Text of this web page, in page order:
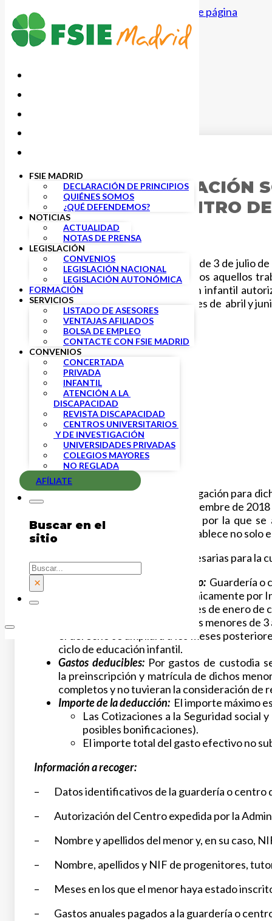
Saltar al contenido principal Saltar al pie de página
FSIE MADRID
DECLARACIÓN DE PRINCIPIOS
QUIÉNES SOMOS
¿QUÉ DEFENDEMOS?
NOTICIAS
ACTUALIDAD
NOTAS DE PRENSA
LEGISLACIÓN
CONVENIOS
LEGISLACIÓN NACIONAL
LEGISLACIÓN AUTONÓMICA
FORMACIÓN
SERVICIOS
LISTADO DE ASESORES
VENTAJAS AFILIADOS
BOLSA DE EMPLEO
CONTACTE CON FSIE MADRID
CONVENIOS
CONCERTADA
PRIVADA
INFANTIL
ATENCIÓN A LA
DISCAPACIDAD
REVISTA DISCAPACIDAD
CENTROS UNIVERSITARIOS
Y DE INVESTIGACIÓN
UNIVERSIDADES PRIVADAS
COLEGIOS MAYORES
NO REGLADA
AFÍLIATE
Buscar en el
sitio
Buscar
×
TODA LA INFORMACIÓN
GUARDERÍA O CENTRO
Con la publicación de la ley 6/2018 de 3 de julio
existente por maternidad para todos aquellos
guarderías o centros de educación infantil
declaración de 2018, entre los meses de abril y
Esta medida implica una nueva obligación para
por las familias. El pasado 27 de diciembre de
Administración Tributaria -AEAT-) por la que
autorizados» , orden en la que se establece no
Las principales características necesarias para
Obligados a presentar el modelo: Guardería o
Electrónicamente por
En el mes de enero
Madres con hijos menores de
el derecho se ampliará a los meses
ciclo de educación infantil.
Gastos deducibles:Por gastos de custodia
la preinscripción y matrícula de dichos
completos y no tuvieran la consideración de
Importe de la deducción: El importe máximo
Las Cotizaciones a la Seguridad
posibles bonificaciones).
El importe total del gasto efectivo no
Información a recoger:
– Datos identificativos de la guardería o centro
– Autorización del Centro expedida por la
– Nombre y apellidos del menor y, en su caso,
– Nombre, apellidos y NIF de progenitores,
– Meses en los que el menor haya estado
– Gastos anuales pagados a la guardería o